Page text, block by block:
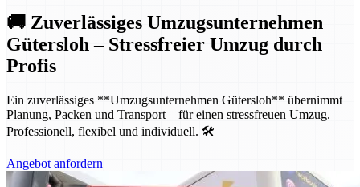
🚚 Zuverlässiges Umzugsunternehmen
Gütersloh – Stressfreier Umzug durch
Profis
Ein zuverlässiges **Umzugsunternehmen Gütersloh** übernimmt
Planung, Packen und Transport – für einen stressfreuen Umzug.
Professionell, flexibel und individuell. 🛠️
Angebot anfordern